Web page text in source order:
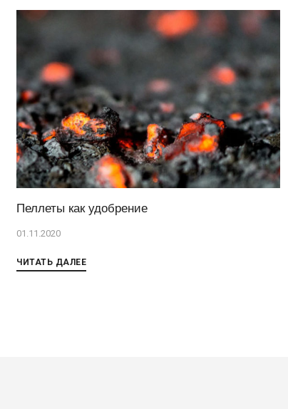
Пеллеты как удобрение
01.11.2020
ЧИТАТЬ ДАЛЕЕ